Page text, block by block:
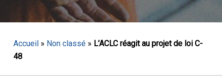
Accueil» Non classé» L’ACLC réagit au projet de loi C-
48